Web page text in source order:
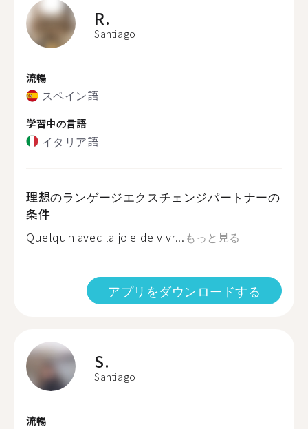
R.
Santiago
流暢
スペイン語
学習中の言語
イタリア語
理想のランゲージエクスチェンジパートナーの
条件
Quelqun avec la joie de vivr... もっと見る
アプリをダウンロードする
S.
Santiago
流暢